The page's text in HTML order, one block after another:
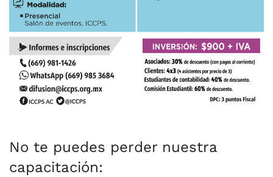
No te puedes perder nuestra
capacitación: